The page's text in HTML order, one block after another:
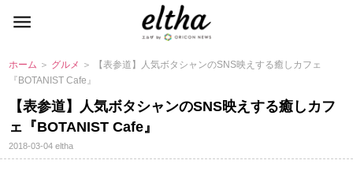
ホーム ＞ グルメ ＞ 【表参道】人気ボタシャンのSNS映えする癒しカフェ
『BOTANIST Cafe』
【表参道】人気ボタシャンのSNS映えする癒しカフ
ェ『BOTANIST Cafe』
2018-03-04eltha